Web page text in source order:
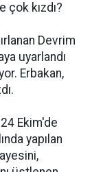
çok kızdı?
Devrim
uyarlandı
Erbakan,
Ekim'de
yapılan